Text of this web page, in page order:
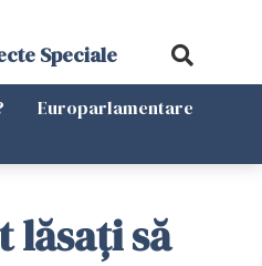
Speciale
Europarlamentare
lăsați să